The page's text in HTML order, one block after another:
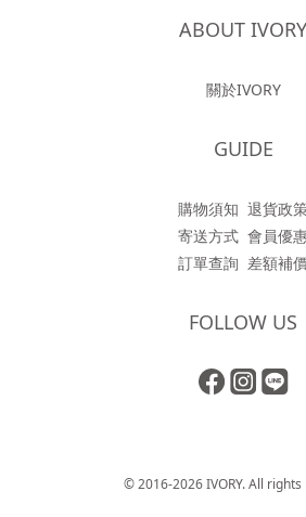
ABOUT IVORY
關於IVORY
GUIDE
購物須知 退貨政
寄送方式 會員優
訂單查詢 差額補
FOLLOW US
© 2016-2026 IVORY. All